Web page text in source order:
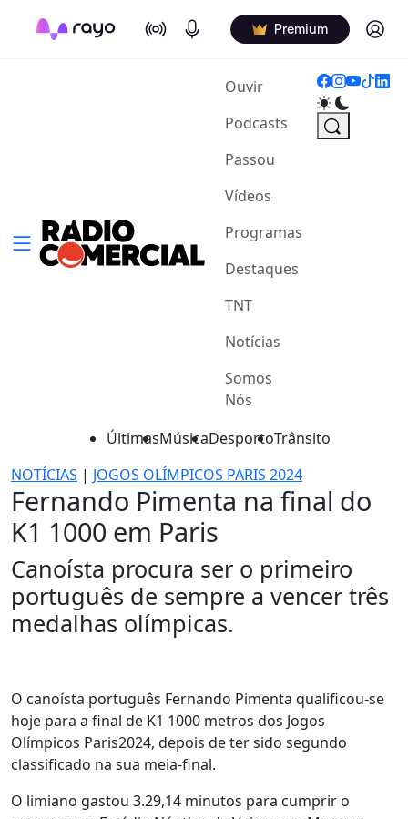
On Air Podcasts Premium Log in
Ouvir(current)
Podcasts
Passou
Vídeos
Programas
Destaques
TNT
Notícias
Somos
Nós
ÚltimasMúsicaDesportoTrânsito
NOTÍCIAS | JOGOS OLÍMPICOS PARIS 2024
Fernando Pimenta na final do
K1 1000 em Paris
Canoísta procura ser o primeiro
português de sempre a vencer três
medalhas olímpicas.
O canoísta português Fernando Pimenta qualificou-se
hoje para a final de K1 1000 metros dos Jogos
Olímpicos Paris2024, depois de ter sido segundo
classificado na sua meia-final.
O limiano gastou 3.29,14 minutos para cumprir o